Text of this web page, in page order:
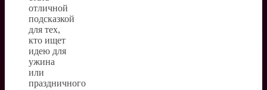
отличной
подсказкой
для тех,
кто ищет
идею для
ужина
или
праздничного